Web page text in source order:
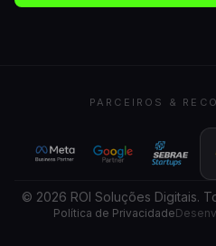
PARCEIROS &
© 2026 ROI Soluções Digitais.
Política de Privacidade